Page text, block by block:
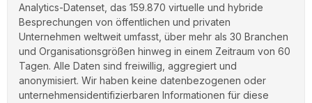
Analytics-Datenset, das 159.870 virtuelle und hybride
Besprechungen von öffentlichen und privaten
Unternehmen weltweit umfasst, über mehr als 30 Branchen
und Organisationsgrößen hinweg in einem Zeitraum von 60
Tagen. Alle Daten sind freiwillig, aggregiert und
anonymisiert. Wir haben keine datenbezogenen oder
unternehmensidentifizierbaren Informationen für diese